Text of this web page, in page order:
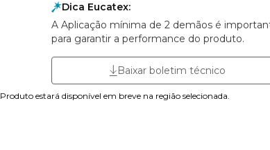
Dica Eucatex:
A Aplicação mínima de 2 demãos é
para garantir a performance do produto.
Baixar boletim técnico
Produto estará disponível em breve na região selecionada.